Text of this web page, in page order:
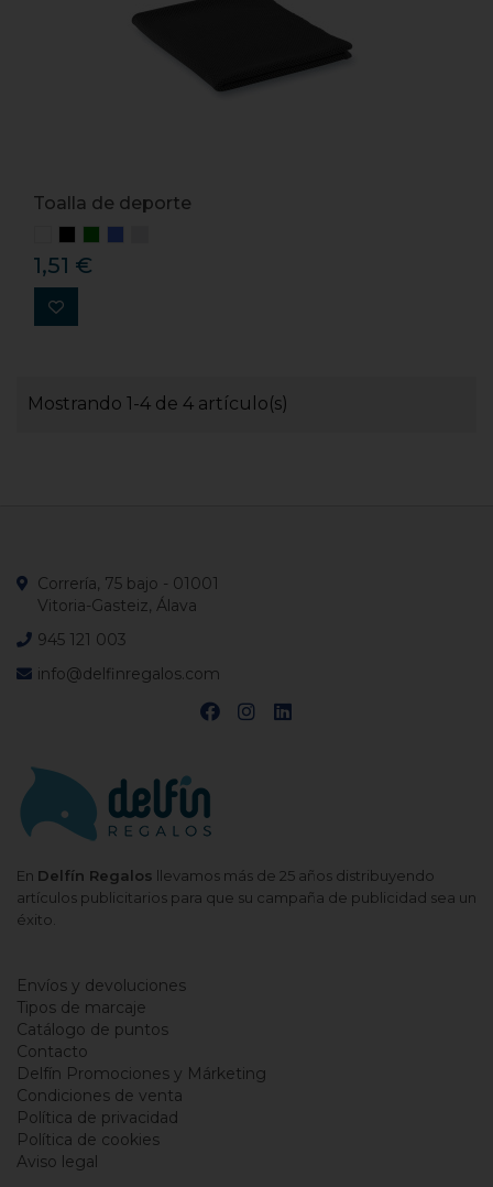
Toalla de deporte
1,51 €
Mostrando 1-4 de 4 artículo(s)
En Delfín Regalos llevamos más de 25 años distribuyendo
artículos publicitarios para que su campaña de publicidad sea un
éxito.
Correría, 75 bajo - 01001
Vitoria-Gasteiz, Álava
945 121 003
info@delfinregalos.com
Envíos y devoluciones
Tipos de marcaje
Catálogo de puntos
Contacto
Delfín Promociones y Márketing
Condiciones de venta
Política de privacidad
Política de cookies
Aviso legal